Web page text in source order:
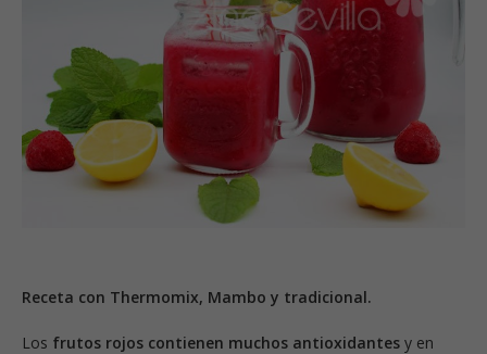
Receta con Thermomix, Mambo y tradicional.
Los frutos rojos contienen muchos antioxidantes y en